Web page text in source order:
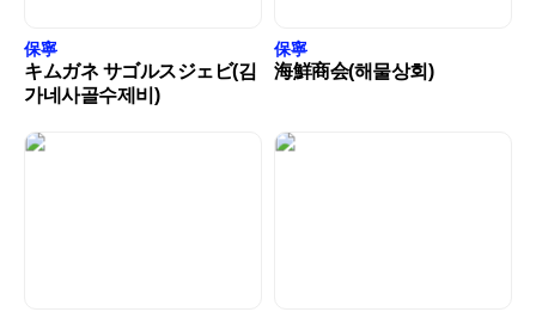
保寧
キムガネ サゴルスジェビ(김
가네사골수제비)
保寧
海鮮商会(해물상회)